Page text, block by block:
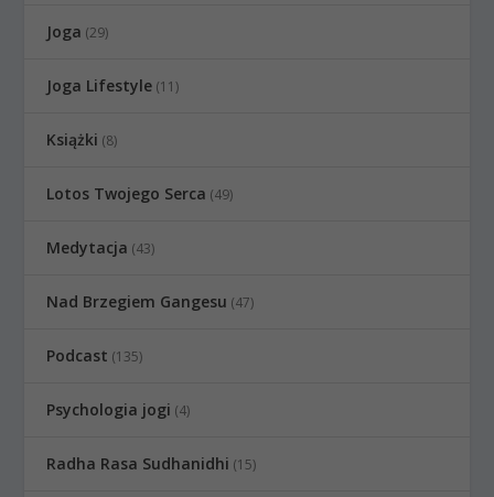
Joga (29)
Joga Lifestyle (11)
Książki (8)
Lotos Twojego Serca (49)
Medytacja (43)
Nad Brzegiem Gangesu (47)
Podcast (135)
Psychologia jogi (4)
Radha Rasa Sudhanidhi (15)